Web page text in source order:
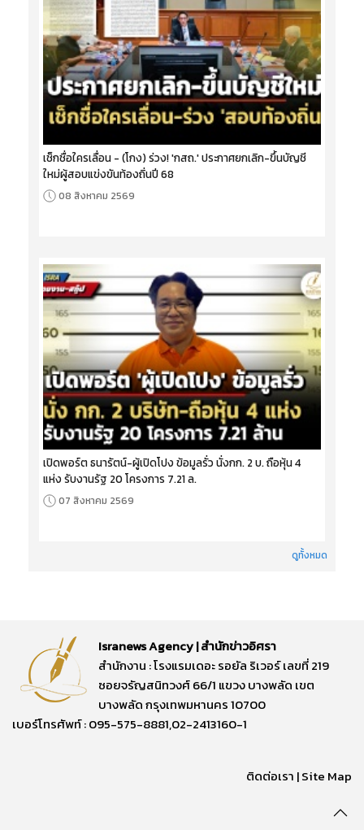
เช็กชื่อใครเลื่อน - (โกง) ร่วง! 'กสถ.' ประกาศยกเลิก-ขึ้นบัญชี
ใหม่ผู้สอบแข่งขันท้องถิ่นปี 68
08 สิงหาคม 2569
เปิดพอร์ต ธนารัตน์-ผู้เปิดโปง ข้อมูลรั่ว นั่งกก. 2 บ. ถือหุ้น 4
แห่ง รับงานรัฐ 20 โครงการ 7.21 ล.
07 สิงหาคม 2569
ดูทั้งหมด
Isranews Agency | สำนักข่าวอิศรา
สำนักงาน : โรงแรมเดอะ รอยัล ริเวอร์ เลขที่ 219
ซอยจรัญสนิทวงศ์ 66/1 แขวง บางพลัด เขต
บางพลัด กรุงเทพมหานคร 10700
เบอร์โทรศัพท์ : 095-575-8881,02-2413160-1
ติดต่อเรา |Site Map